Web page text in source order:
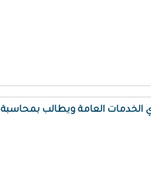
الخدمات العامة ويطالب بمحاسبة